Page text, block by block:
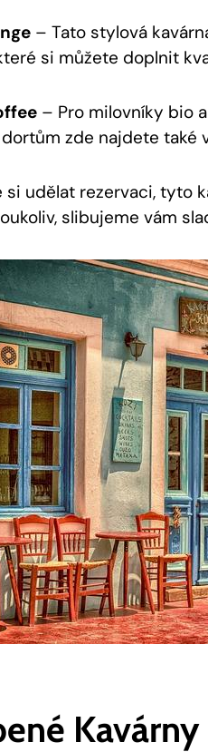
– Tato stylová
si můžete doplnit
– Pro milovníky bio
zde najdete také
si udělat rezervaci, tyto
slibujeme vám
Kavárny